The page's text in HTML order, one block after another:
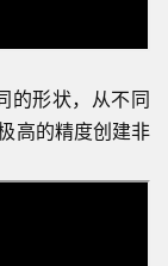
的形状，从不同
高的精度创建非